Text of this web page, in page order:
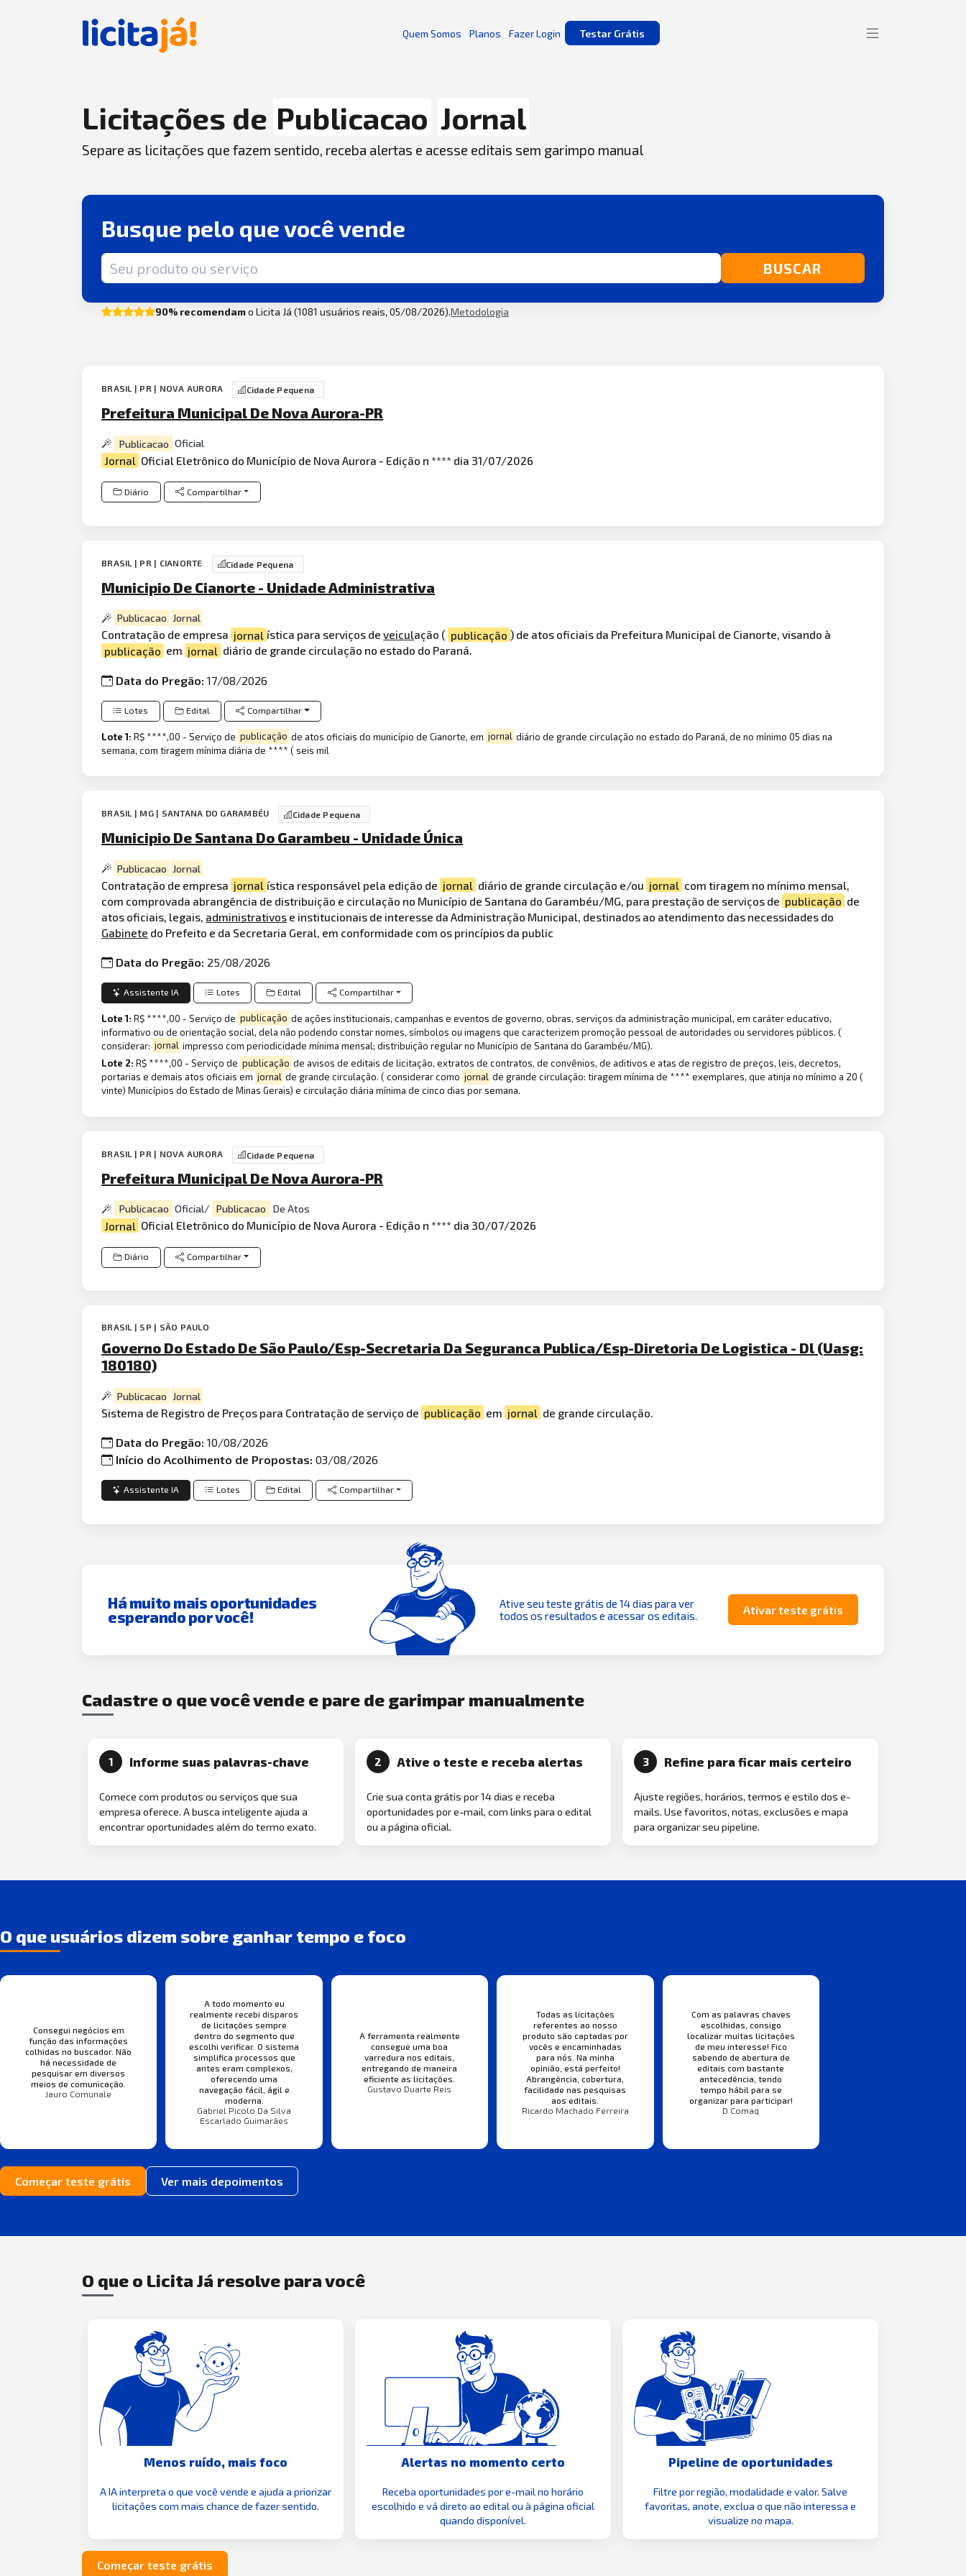
Quem Somos Planos Fazer Login Testar Grátis
Licitações de Publicacao Jornal
Separe as licitações que fazem sentido, receba alertas e acesse editais sem garimpo manual
Busque pelo que você vende
Termo de busca BUSCAR
90% recomendamo Licita Já (1081 usuários reais, 05/08/2026).Metodologia
BRASIL | PR | NOVA AURORA Cidade Pequena
Prefeitura Municipal De Nova Aurora-PR
Publicacao Oficial
Jornal Oficial Eletrônico do Município de Nova Aurora - Edição n **** dia 31/07/2026
Diário Compartilhar
BRASIL | PR | CIANORTE Cidade Pequena
Municipio De Cianorte - Unidade Administrativa
Publicacao Jornal
Contratação de empresa jornal ística para serviços deveiculação ( publicação ) de atos oficiais da Prefeitura Municipal de Cianorte, visando à
publicação em jornal diário de grande circulação no estado do Paraná.
Data do Pregão:17/08/2026
Lotes Edital Compartilhar
Lote 1:R$ ****,00 - Serviço de publicação de atos oficiais do município de Cianorte, em jornal diário de grande circulação no estado do Paraná, de no mínimo 05 dias na
semana, com tiragem mínima diária de **** ( seis mil
BRASIL | MG | SANTANA DO GARAMBÉU Cidade Pequena
Municipio De Santana Do Garambeu - Unidade Única
Publicacao Jornal
Contratação de empresa jornal ística responsável pela edição de jornal diário de grande circulação e/ou jornal com tiragem no mínimo mensal,
com comprovada abrangência de distribuição e circulação no Município de Santana do Garambéu/MG, para prestação de serviços de publicação de
atos oficiais, legais, administrativos e institucionais de interesse da Administração Municipal, destinados ao atendimento das necessidades do
Gabinete do Prefeito e da Secretaria Geral, em conformidade com os princípios da public
Data do Pregão: 25/08/2026
Assistente IA Lotes Edital Compartilhar
Lote 1:R$ ****,00 - Serviço de publicação de ações institucionais, campanhas e eventos de governo, obras, serviços da administração municipal, em caráter educativo,
informativo ou de orientação social, dela não podendo constar nomes, símbolos ou imagens que caracterizem promoção pessoal de autoridades ou servidores públicos. (
considerar: jornal impresso com periodicidade mínima mensal; distribuição regular no Município de Santana do Garambéu/MG).
Lote 2:R$ ****,00 - Serviço de publicação de avisos de editais de licitação, extratos de contratos, de convênios, de aditivos e atas de registro de preços, leis, decretos,
portarias e demais atos oficiais em jornal de grande circulação. ( considerar como jornal de grande circulação: tiragem mínima de **** exemplares, que atinja no mínimo a 20 (
vinte) Municípios do Estado de Minas Gerais) e circulação diária mínima de cinco dias por semana.
BRASIL | PR | NOVA AURORA Cidade Pequena
Prefeitura Municipal De Nova Aurora-PR
Publicacao Oficial/ Publicacao De Atos
Jornal Oficial Eletrônico do Município de Nova Aurora - Edição n **** dia 30/07/2026
Diário Compartilhar
BRASIL | SP | SÃO PAULO
Governo Do Estado De São Paulo/Esp-Secretaria Da Seguranca Publica/Esp-Diretoria De Logistica - Dl (Uasg:
180180)
Publicacao Jornal
Sistema de Registro de Preços para Contratação de serviço de publicação em jornal de grande circulação.
Data do Pregão:10/08/2026
Início do Acolhimento de Propostas:03/08/2026
Assistente IA Lotes Edital Compartilhar
Há muito mais oportunidades
esperando por você!
Ative seu teste grátis de 14 dias para ver
todos os resultados e acessar os editais.
Ativar teste grátis
Cadastre o que você vende e pare de garimpar manualmente
1 Informe suas palavras-chave
Comece com produtos ou serviços que sua
empresa oferece. A busca inteligente ajuda a
encontrar oportunidades além do termo exato.
2 Ative o teste e receba alertas
Crie sua conta grátis por 14 dias e receba
oportunidades por e-mail, com links para o edital
ou a página oficial.
3 Refine para ficar mais certeiro
Ajuste regiões, horários, termos e estilo dos e-
mails. Use favoritos, notas, exclusões e mapa
para organizar seu pipeline.
O que usuários dizem sobre ganhar tempo e foco
Consegui negócios em
função das informações
colhidas no buscador. Não
há necessidade de
pesquisar em diversos
meios de comunicação.
Jauro Comunale
A todo momento eu
realmente recebi disparos
de licitações sempre
dentro do segmento que
escolhi verificar. O sistema
simplifica processos que
antes eram complexos,
oferecendo uma
navegação fácil, ágil e
moderna.
Gabriel Picolo Da Silva
Escarlado Guimarães
A ferramenta realmente
consegue uma boa
varredura nos editais,
entregando de maneira
eficiente as licitações.
Gustavo Duarte Reis
Todas as licitações
referentes ao nosso
produto são captadas por
vocês e encaminhadas
para nós. Na minha
opinião, está perfeito!
Abrangência, cobertura,
facilidade nas pesquisas
aos editais.
Ricardo Machado Ferreira
Com as palavras chaves
escolhidas, consigo
localizar muitas licitações
de meu interesse! Fico
sabendo de abertura de
editais com bastante
antecedência, tendo
tempo hábil para se
organizar para participar!
D Comaq
Começar teste grátis Ver mais depoimentos
O que o Licita Já resolve para você
Menos ruído, mais foco
A IA interpreta o que você vende e ajuda a priorizar
licitações com mais chance de fazer sentido.
Alertas no momento certo
Receba oportunidades por e-mail no horário
escolhido e vá direto ao edital ou à página oficial
quando disponível.
Pipeline de oportunidades
Filtre por região, modalidade e valor. Salve
favoritas, anote, exclua o que não interessa e
visualize no mapa.
Começar teste grátis